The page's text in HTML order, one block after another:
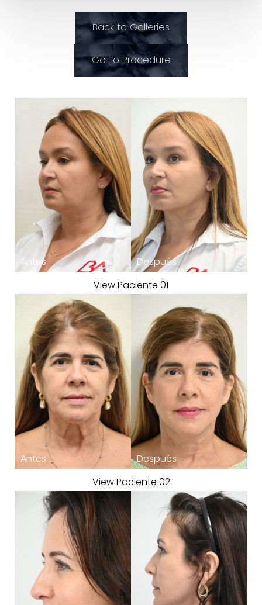
Back to Galleries
Go To Procedure
View Paciente 01
View Paciente 02
Contrast Mode Highlight Links
T+
Larger Text
↔
Text Spacing